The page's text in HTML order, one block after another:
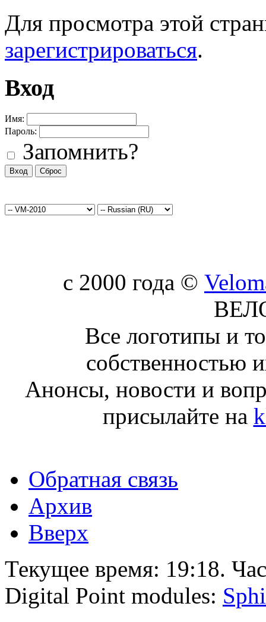
Для просмотра этой
зарегистрироваться.
Вход
Имя:
Пароль:
Запомнить?
c 2000 года ©
Все логотипы и
собственностью
Анонсы, новости и
присылайте на
Обратная связь
Архив
Вверх
Текущее время: 19:18.
Digital Point modules: